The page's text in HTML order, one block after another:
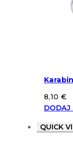
8,10 €
DODAJ
QUICK